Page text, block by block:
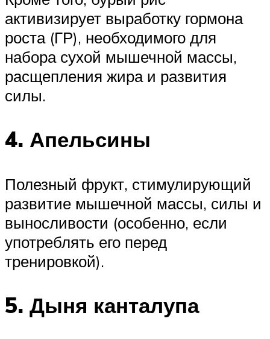
активизирует выработку гормона
роста (ГР), необходимого для
набора сухой мышечной массы,
расщепления жира и развития
силы.
4. Апельсины
Полезный фрукт, стимулирующий
развитие мышечной массы, силы и
выносливости (особенно, если
употреблять его перед
тренировкой).
5. Дыня канталупа